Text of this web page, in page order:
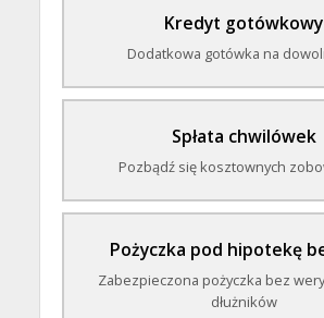
Kredyt gotówkowy
Dodatkowa gotówka na
Spłata chwilówek
Pozbądź się kosztownych
Pożyczka pod hipotekę
Zabezpieczona pożyczka bez
dłużników